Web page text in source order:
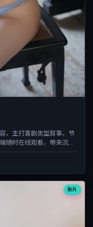
，主打喜剧类型叙事，节
随时在线观看，带来沉浸
新片